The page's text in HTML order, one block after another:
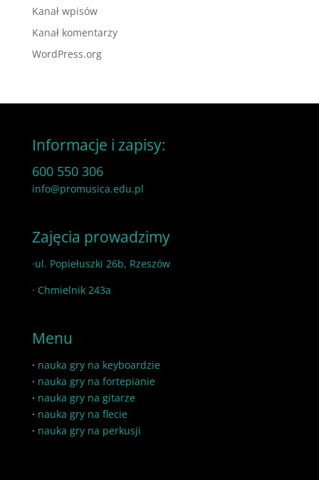
Kanał wpisów
Kanał komentarzy
WordPress.org
Informacje i zapisy:
600 550 306
info@promusica.edu.pl
Zajęcia prowadzimy
·ul. Popiełuszki 26b, Rzeszów
· Chmielnik 243a
Menu
· nauka gry na keyboardzie
· nauka gry na fortepianie
· nauka gry na gitarze
· nauka gry na flecie
· nauka gry na perkusji